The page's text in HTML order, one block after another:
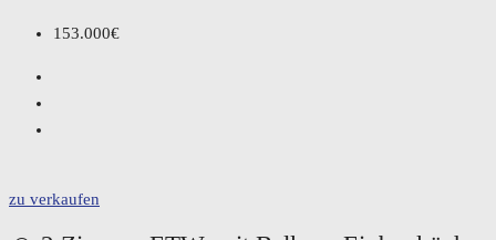
153.000€
zu verkaufen